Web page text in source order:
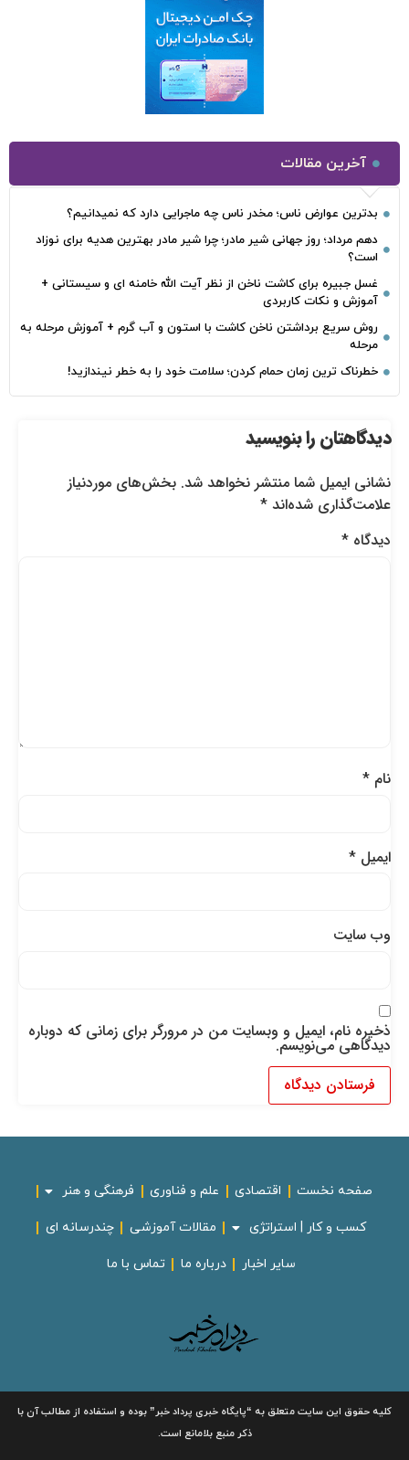
آخرین مقالات
بدترین عوارض ناس؛ مخدر ناس چه ماجرایی دارد که نمیدانیم؟
دهم مرداد؛ روز جهانی شیر مادر؛ چرا شیر مادر بهترین هدیه برای نوزاد
است؟
غسل جبیره برای کاشت ناخن از نظر آیت الله خامنه ای و سیستانی +
آموزش و نکات کاربردی
روش سریع برداشتن ناخن کاشت با استون و آب گرم + آموزش مرحله به
مرحله
خطرناک‌ ترین زمان‌ حمام کردن؛ سلامت خود را به خطر نیندازید!
دیدگاهتان را بنویسید
نشانی ایمیل شما منتشر نخواهد شد. بخش‌های موردنیاز
علامت‌گذاری شده‌اند *
دیدگاه *
نام *
ایمیل *
وب‌ سایت
ذخیره نام، ایمیل و وبسایت من در مرورگر برای زمانی که دوباره
دیدگاهی می‌نویسم.
صفحه نخست اقتصادی علم و فناوری فرهنگی و هنر
کسب و کار | استراتژی مقالات آموزشی چندرسانه ای
سایر اخبار درباره ما تماس با ما
کلیه حقوق این سایت متعلق به “پایگاه خبری پرداد خبر”بوده و استفاده از مطالب آن با
ذکر منبع بلامانع است.